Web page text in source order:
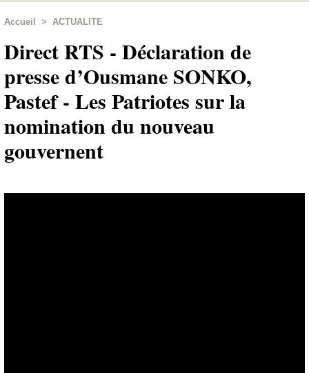
Accueil > ACTUALITE
Direct RTS - Déclaration de
presse d’Ousmane SONKO,
Pastef - Les Patriotes sur la
nomination du nouveau
gouvernent